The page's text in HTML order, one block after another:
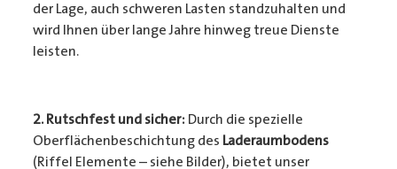
der Lage, auch schweren Lasten standzuhalten und
wird Ihnen über lange Jahre hinweg treue Dienste
leisten.
2. Rutschfest und sicher: Durch die spezielle
Oberflächenbeschichtung des Laderaumbodens
(Riffel Elemente – siehe Bilder), bietet unser